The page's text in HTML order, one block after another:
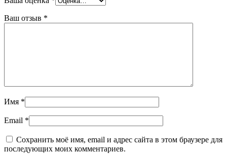
Ваш отзыв *
Имя *
Email *
Сохранить моё имя, email и адрес сайта в этом браузере для
последующих моих комментариев.